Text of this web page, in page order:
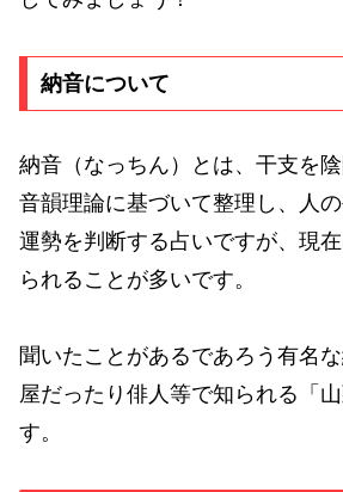
納音について
納音（なっちん）とは、干支を
音韻理論に基づいて整理し、人
運勢を判断する占いですが、現
られることが多いです。
聞いたことがあるであろう有名
屋だったり俳人等で知られる「
す。